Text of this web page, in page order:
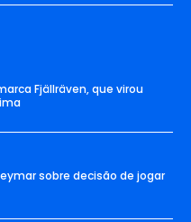
Fjällräven, que virou
sobre decisão de jogar